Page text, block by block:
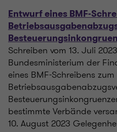
Entwurf eines BMF-
Schreiben vom 13. Juli
Bundesministerium der
eines BMF-Schreibens zum
bestimmte Verbände
10. August 2023